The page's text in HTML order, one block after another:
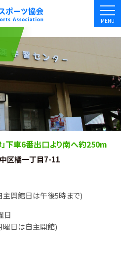
MENU
下車6番出口より南へ約250m
区橘一丁目7-11
主開館日は午後5時まで)
日
曜日は自主開館)